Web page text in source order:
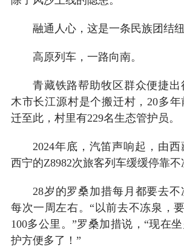
融通人心，这是一条民族团结
高原列车，一路向南。
青藏铁路帮助牧区群众便捷
木市长江源村是个搬迁村，20多
迁至此，村里有229名生态管护员。
2024年底，汽笛声响起，由
西宁的Z8982次旅客列车缓缓停靠不
28岁的罗桑加措每月都要去不
每次一周左右。“以前去不冻泉，
100多公里。”罗桑加措说，“现在
护方便多了！”